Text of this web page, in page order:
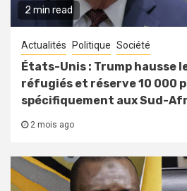
2 min read
Actualités Politique Société
États-Unis : Trump hausse
réfugiés et réserve 10 000
spécifiquement aux Sud-
2 mois ago